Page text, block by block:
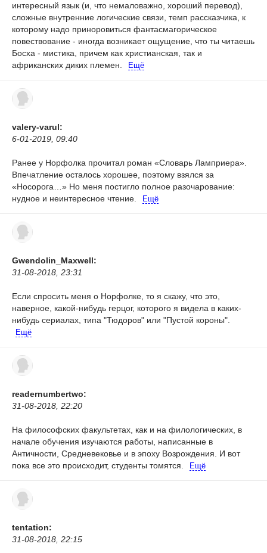
интересный язык (и, что немаловажно, хороший перевод),
сложные внутренние логические связи, темп рассказчика, к
которому надо приноровиться фантасмагорическое
повествование - иногда возникает ощущение, что ты читаешь
Босха - мистика, причем как христианская, так и
африканских диких племен.
Ещё
valery-varul:
6-01-2019, 09:40
Ранее у Норфолка прочитал роман «Словарь Ламприера».
Впечатление осталось хорошее, поэтому взялся за
«Носорога…» Но меня постигло полное разочарование:
нудное и неинтересное чтение.
Ещё
Gwendolin_Maxwell:
31-08-2018, 23:31
Если спросить меня о Норфолке, то я скажу, что это,
наверное, какой-нибудь герцог, которого я видела в каких-
нибудь сериалах, типа "Тюдоров" или "Пустой короны".
Ещё
readernumbertwo:
31-08-2018, 22:20
На философских факультетах, как и на филологических, в
начале обучения изучаются работы, написанные в
Античности, Средневековье и в эпоху Возрождения. И вот
пока все это происходит, студенты томятся.
Ещё
tentation:
31-08-2018, 22:15